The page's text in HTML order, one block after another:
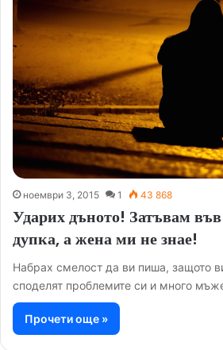
ноември 3, 2015 1 43 868
Ударих дъното! Затъвам
дупка, а жена ми не знае!
Набрах смелост да ви пиша, защото
споделят проблемите си и много
Прочети още »